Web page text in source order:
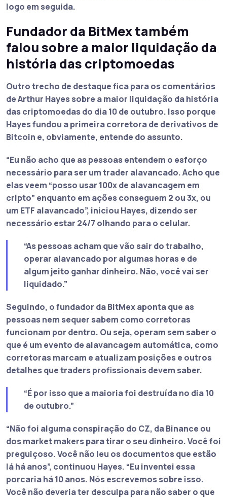
logo em seguida.
Fundador da BitMex também
falou sobre a maior liquidação da
história das criptomoedas
Outro trecho de destaque fica para os comentários
de Arthur Hayes sobre amaior liquidação da história
das criptomoedasdo dia 10 de outubro. Isso porque
Hayes fundou a primeira corretora de derivativos de
Bitcoin e, obviamente, entende do assunto.
“Eu não acho que as pessoas entendem o esforço
necessário para ser um trader alavancado. Acho que
elas veem “posso usar 100x de alavancagem em
cripto” enquanto em ações conseguem 2 ou 3x, ou
um ETF alavancado”, iniciou Hayes, dizendo ser
necessário estar 24/7 olhando para o celular.
“As pessoas acham que vão sair do trabalho,
operar alavancado por algumas horas e de
algum jeito ganhar dinheiro. Não, você vai ser
liquidado.”
Seguindo, o fundador da BitMex aponta que as
pessoas nem sequer sabem como corretoras
funcionam por dentro. Ou seja, operam sem saber o
que é um evento de alavancagem automática, como
corretoras marcam e atualizam posições e outros
detalhes que traders profissionais devem saber.
“É por isso que a maioria foi destruída no dia 10
de outubro.”
“Não foi alguma conspiração do CZ, da Binance ou
dos market makers para tirar o seu dinheiro. Você foi
preguiçoso. Você não leu os documentos que estão
lá há anos”, continuou Hayes. “Eu inventei essa
porcaria há 10 anos. Nós escrevemos sobre isso.
Você não deveria ter desculpa para não saber o que